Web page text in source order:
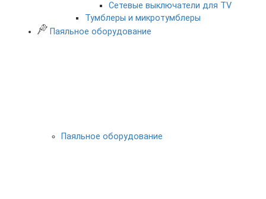
Сетевые выключатели для TV
Тумблеры и микротумблеры
Паяльное оборудование
Паяльное оборудование